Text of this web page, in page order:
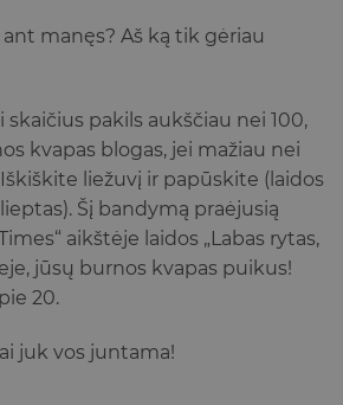
manęs? Aš ką tik gėriau
skaičius pakils aukščiau nei 100,
kvapas blogas, jei mažiau nei
Iškiškite liežuvį ir papūskite (laidos
Šį bandymą praėjusią
aikštėje laidos „Labas rytas,
jūsų burnos kvapas puikus!
20.
juk vos juntama!